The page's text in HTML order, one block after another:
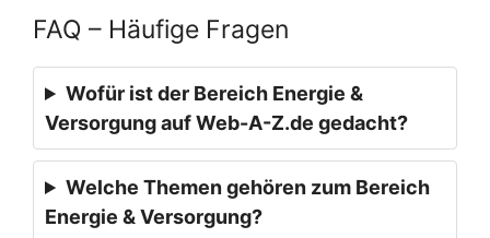
FAQ – Häufige Fragen
Wofür ist der Bereich Energie &
Versorgung auf Web-A-Z.de gedacht?
Welche Themen gehören zum Bereich
Energie & Versorgung?